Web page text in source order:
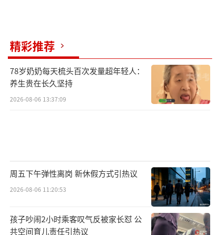
精彩推荐
78岁奶奶每天梳头百次发量超年轻人：
养生贵在长久坚持
2026-08-06 13:37:09
周五下午弹性离岗 新休假方式引热议
2026-08-06 11:20:53
孩子吵闹2小时乘客叹气反被家长怼 公
共空间育儿责任引热议